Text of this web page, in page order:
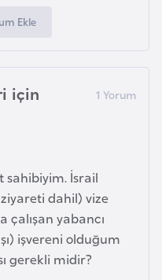
Ekle
için
sahibiyim. İsrail
dahil) vize
çalışan yabancı
işvereni olduğum
gerekli midir?